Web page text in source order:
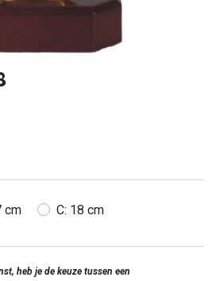
cm C: 18 cm
heb je de keuze tussen een